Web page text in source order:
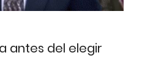
antes del elegir